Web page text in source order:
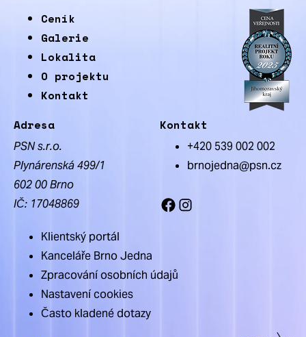
Ceník
Galerie
Lokalita
O projektu
Kontakt
Adresa
PSN s.r.o.
Plynárenská 499/1
602 00 Brno
IČ: 17048869
Kontakt
+420 539 002 002
brnojedna@psn.cz
Facebook
Instagram
Klientský portál
Kanceláře Brno Jedna
Zpracování osobních údajů
Nastavení cookies
Často kladené dotazy